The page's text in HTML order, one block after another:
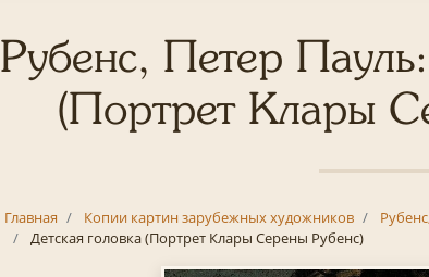
Рубенс, Петер
(Портрет Клары
Главная Копии картин зарубежных художников
Детская головка (Портрет Клары Серены Рубенс)